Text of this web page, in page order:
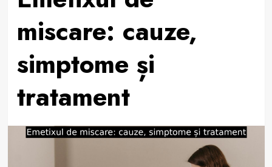
miscare: cauze,
simptome și
tratament